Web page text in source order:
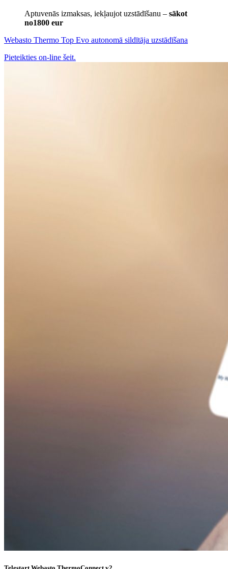
Aptuvenās izmaksas, iekļaujot uzstādīšanu – sākot
no1800 eur
Webasto Thermo Top Evo autonomā sildītāja uzstādīšana
Pieteikties on-line šeit.